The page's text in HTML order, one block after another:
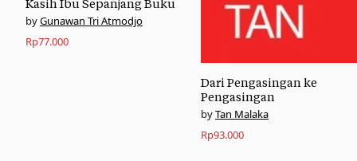
Kasih Ibu Sepanjang Buku
Gunawan Tri Atmodjo
Rp77.000
Dari Pengasingan ke
Pengasingan
Tan Malaka
Rp93.000